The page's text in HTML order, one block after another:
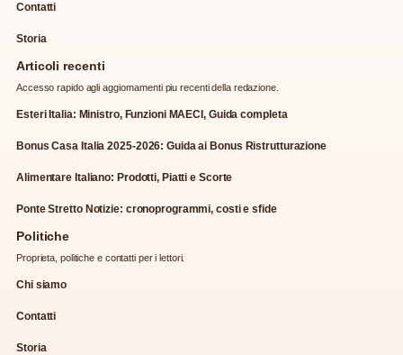
Contatti
Storia
Articoli recenti
Accesso rapido agli aggiornamenti piu recenti della redazione.
Esteri Italia: Ministro, Funzioni MAECI, Guida completa
Bonus Casa Italia 2025-2026: Guida ai Bonus Ristrutturazione
Alimentare Italiano: Prodotti, Piatti e Scorte
Ponte Stretto Notizie: cronoprogrammi, costi e sfide
Politiche
Proprieta, politiche e contatti per i lettori.
Chi siamo
Contatti
Storia